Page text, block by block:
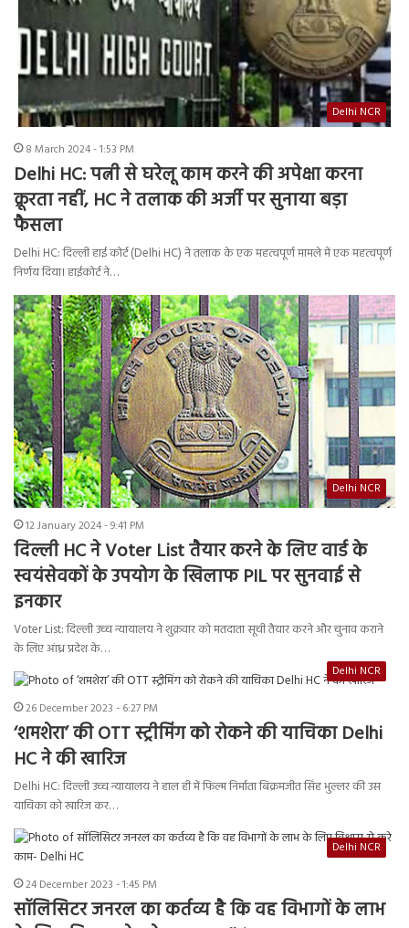
Delhi NCR
8 March 2024 - 1:53 PM
Delhi HC: पत्नी से घरेलू काम करने की अपेक्षा करना
क्रूरता नहीं, HC ने तलाक की अर्जी पर सुनाया बड़ा
फैसला
Delhi HC: दिल्ली हाई कोर्ट (Delhi HC) ने तलाक के एक महत्वपूर्ण मामले में एक महत्वपूर्ण
निर्णय दिया। हाईकोर्ट ने…
Delhi NCR
12 January 2024 - 9:41 PM
दिल्ली HC ने Voter List तैयार करने के लिए वार्ड के
स्वयंसेवकों के उपयोग के खिलाफ PIL पर सुनवाई से
इनकार
Voter List: दिल्ली उच्च न्यायालय ने शुक्रवार को मतदाता सूची तैयार करने और चुनाव कराने
के लिए आंध्र प्रदेश के…
Delhi NCR
26 December 2023 - 6:27 PM
‘शमशेरा’ की OTT स्ट्रीमिंग को रोकने की याचिका Delhi
HC ने की खारिज
Delhi HC: दिल्ली उच्च न्यायालय ने हाल ही में फिल्म निर्माता बिक्रमजीत सिंह भुल्लर की उस
याचिका को खारिज कर…
Delhi NCR
24 December 2023 - 1:45 PM
सॉलिसिटर जनरल का कर्तव्य है कि वह विभागों के लाभ